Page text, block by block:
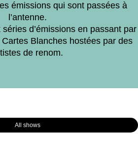
émissions qui sont passées à
l’antenne.
d’émissions en passant par
Blanches hostées par des
de renom.
All shows